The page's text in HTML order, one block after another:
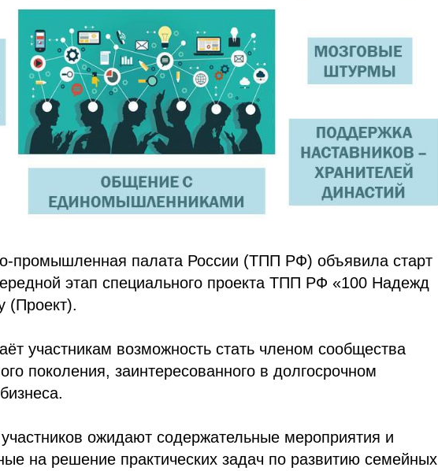
промышленная палата России (ТПП РФ) объявила старт
этап специального проекта ТПП РФ «100 Надежд
(Проект).
участникам возможность стать членом сообщества
поколения, заинтересованного в долгосрочном
ожидают содержательные мероприятия и
на решение практических задач по развитию семейных